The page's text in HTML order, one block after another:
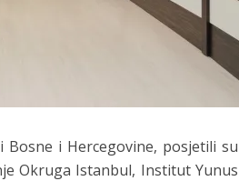
Bosne i Hercegovine, posjetili su
Okruga Istanbul, Institut Yunus